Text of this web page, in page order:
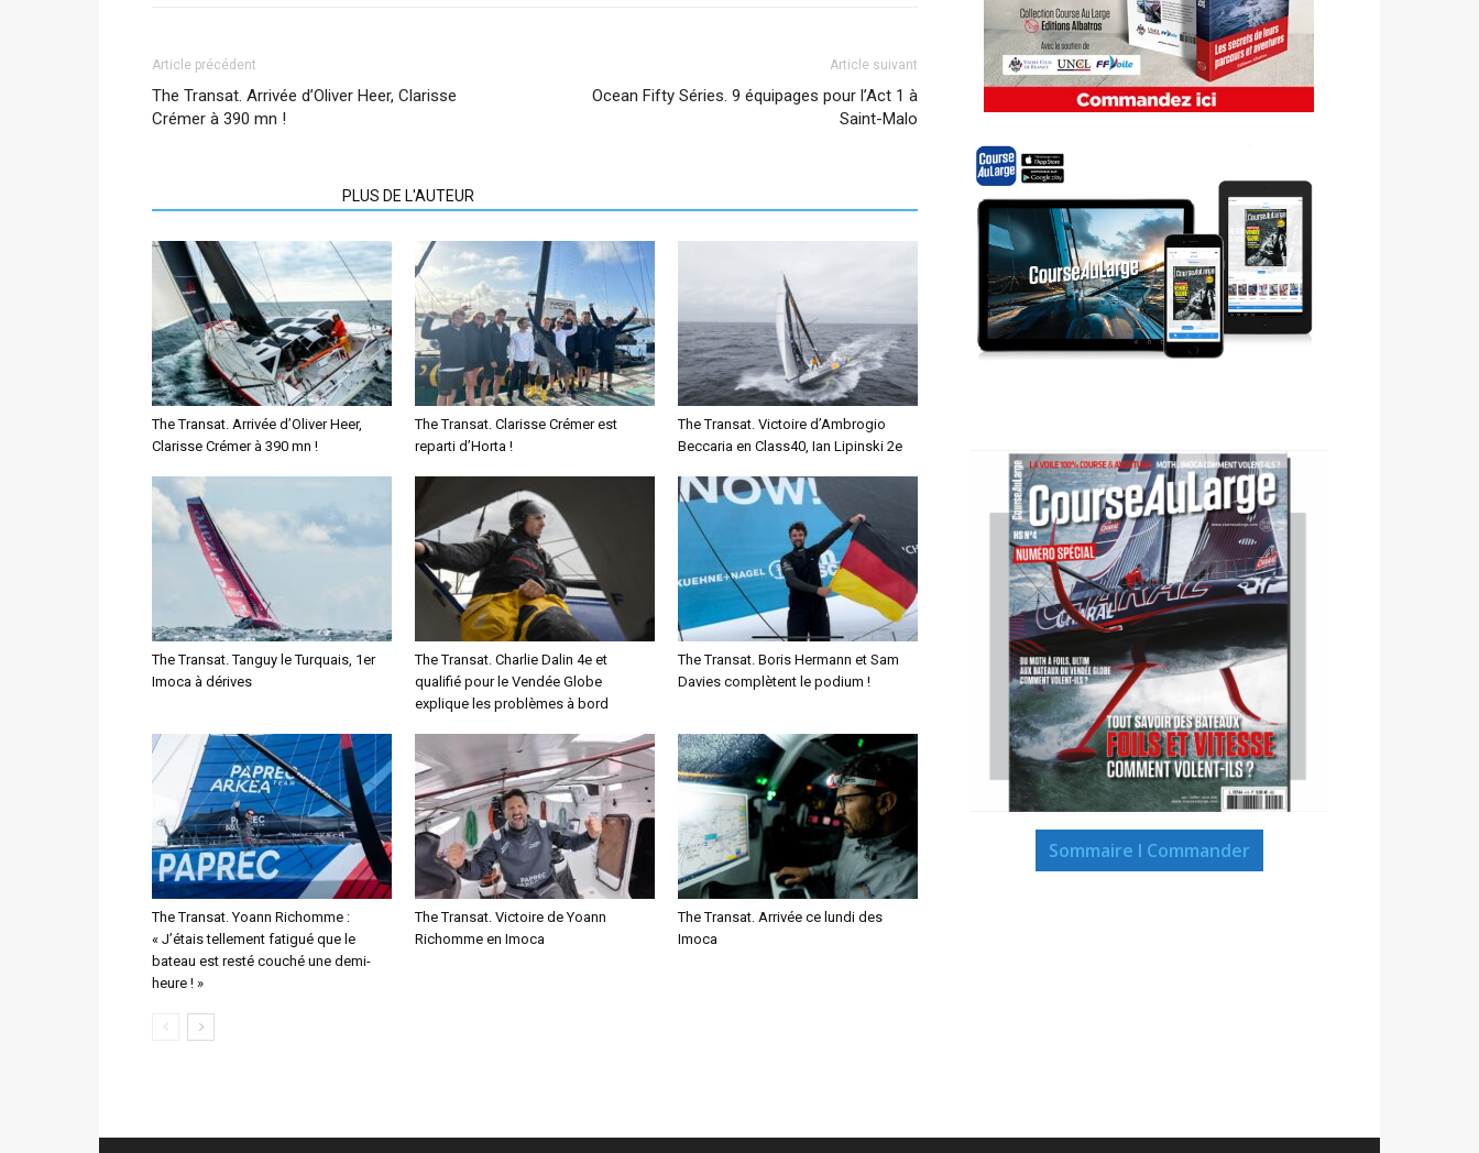
Article précédent
The Transat. Arrivée d’Oliver Heer, Clarisse
Crémer à 390 mn !
Article suivant
Ocean Fifty Séries. 9 équipages pour l’Act 1 à
Saint-Malo
PLUS DE L'AUTEUR
The Transat. Arrivée d’Oliver Heer,
Clarisse Crémer à 390 mn !
The Transat. Clarisse Crémer est
reparti d’Horta !
The Transat. Victoire d’Ambrogio
Beccaria en Class40, Ian Lipinski 2e
The Transat. Tanguy le Turquais, 1er
Imoca à dérives
The Transat. Charlie Dalin 4e et
qualifié pour le Vendée Globe
explique les problèmes à bord
The Transat. Boris Hermann et Sam
Davies complètent le podium !
The Transat. Yoann Richomme :
« J’étais tellement fatigué que le
bateau est resté couché une demi-
heure ! »
The Transat. Victoire de Yoann
Richomme en Imoca
The Transat. Arrivée ce lundi des
Imoca
Sommaire I Commander